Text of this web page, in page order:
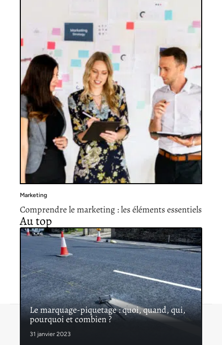
Marketing
Comprendre le marketing : les éléments essentiels
Au top
Le marquage-piquetage : quoi, quand, qui,
pourquoi et combien ?
31 janvier 2023
Contact Mentions légales Sitemap